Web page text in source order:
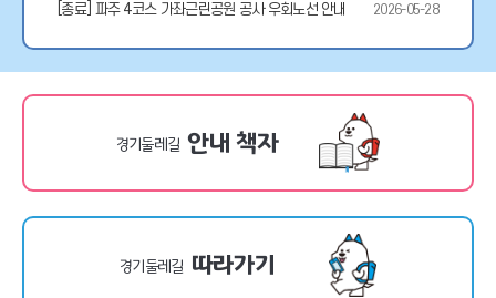
[종료] 파주 4코스 가좌근린공원 공사 우회노선 안내 2026-05-28
경기둘레길 안내 책자
경기둘레길 따라가기